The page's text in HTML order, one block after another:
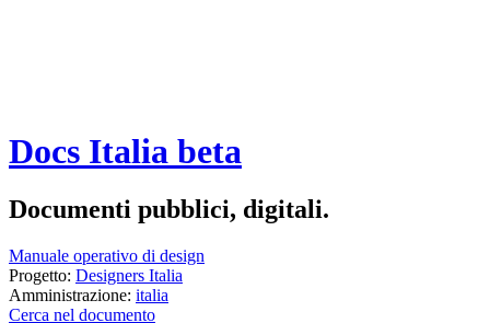
Docs Italia beta
Documenti pubblici, digitali.
Manuale operativo di design
Progetto: Designers Italia
Amministrazione: italia
Cerca nel documento